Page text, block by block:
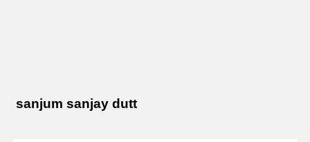
sanjum sanjay dutt